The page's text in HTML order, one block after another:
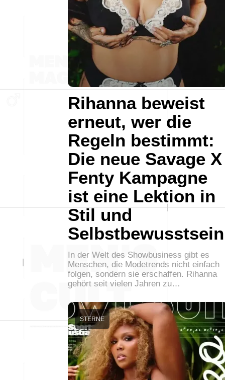
Rihanna beweist
erneut, wer die
Regeln bestimmt:
Die neue Savage X
Fenty Kampagne
ist eine Lektion in
Stil und
Selbstbewusstsein
In der Welt des Showbusiness gibt es
Menschen, die Modetrends nicht einfach
folgen, sondern sie erschaffen. Rihanna
gehört seit vielen Jahren zu…
STERNE